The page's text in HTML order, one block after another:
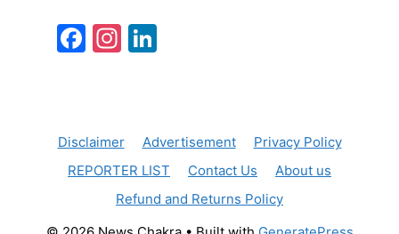
F
b
o
In
a
m
dI
n
Disclaimer Advertisement
Privacy Policy
REPORTER LIST
Contact Us
About us
Refund and Returns Policy